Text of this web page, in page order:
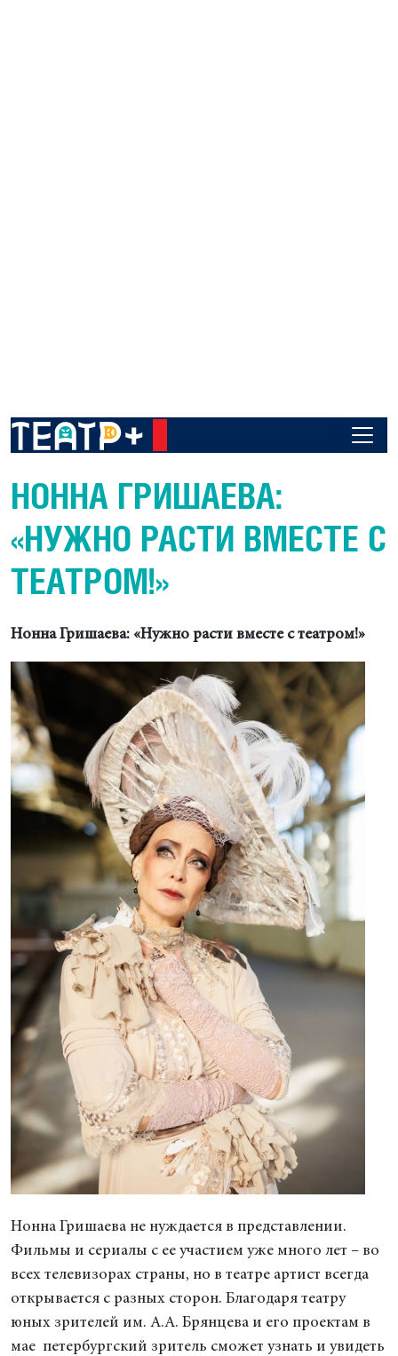
НОННА ГРИШАЕВА:
«НУЖНО РАСТИ ВМЕСТЕ С
ТЕАТРОМ!»
Нонна Гришаева: «Нужно расти вместе с театром!»
Нонна Гришаева не нуждается в представлении.
Фильмы и сериалы с ее участием уже много лет – во
всех телевизорах страны, но в театре артист всегда
открывается с разных сторон. Благодаря театру
юных зрителей им. А.А. Брянцева и его проектам в
мае петербургский зритель сможет узнать и увидеть